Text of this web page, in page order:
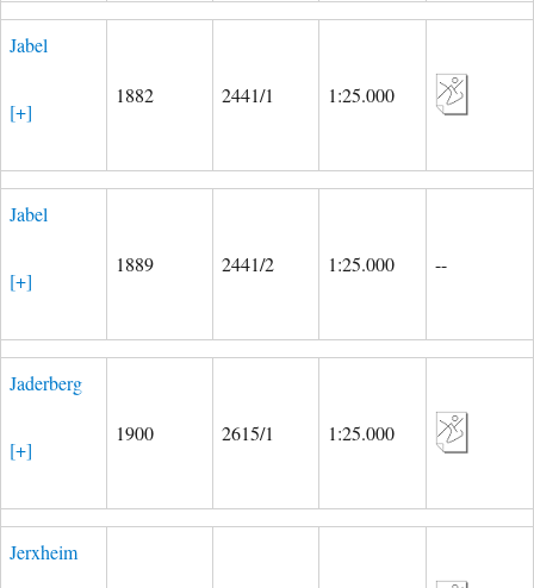
Jabel
[+]
1882 2441/1 1:25.000
Jabel
[+]
1889 2441/2 1:25.000 --
Jaderberg
[+]
1900 2615/1 1:25.000
Jerxheim